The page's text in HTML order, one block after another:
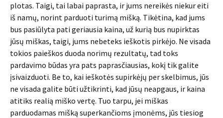
plotas. Taigi, tai labai paprasta, ir jums nereikės niekur eiti
iš namų, norint parduoti turimą mišką. Tikėtina, kad jums
bus pasiūlyta pati geriausia kaina, už kurią bus nupirktas
jūsų miškas, taigi, jums nebeteks ieškotis pirkėjo. Ne visada
tokios paieškos duoda norimų rezultatų, tad toks
pardavimo būdas yra pats paprasčiausias, kokį tik galite
įsivaizduoti. Be to, kai ieškotės supirkėjų per skelbimus, jūs
ne visada galite būti užtikrinti, kad jūsų neapgaus, ir kaina
atitiks realią miško vertę. Tuo tarpu, jei miškas
parduodamas mišką superkančioms įmonėms, jūs tiesiog